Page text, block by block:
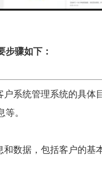
步骤如下：
户系统管理系统的具体
。
数据，包括客户的基